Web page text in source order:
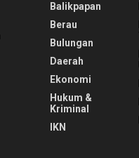
Balikpapan
Berau
Bulungan
Daerah
Ekonomi
Hukum &
Kriminal
IKN